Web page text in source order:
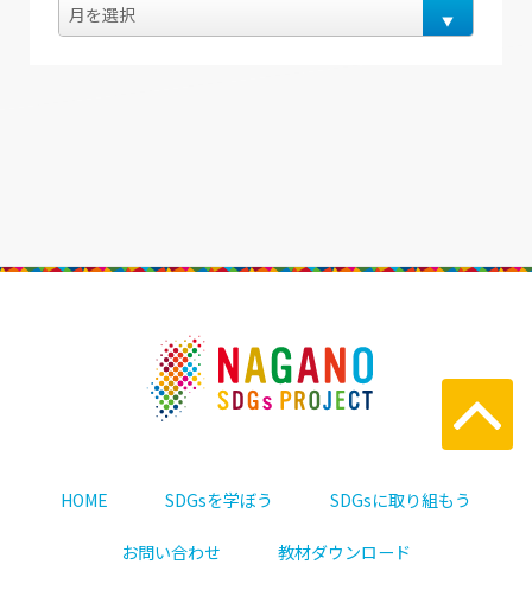
HOME SDGsを学ぼう SDGsに取り組もう
お問い合わせ 教材ダウンロード